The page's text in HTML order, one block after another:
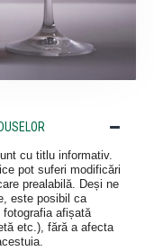
cu titlu informativ.
pot suferi modificări
prealabilă. Deși ne
este posibil ca
afișată
etc.), fără a afecta